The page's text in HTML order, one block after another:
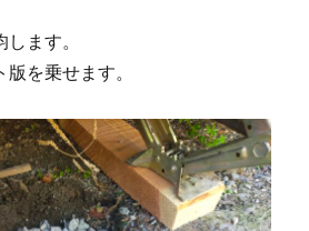
ます。
を乗せます。